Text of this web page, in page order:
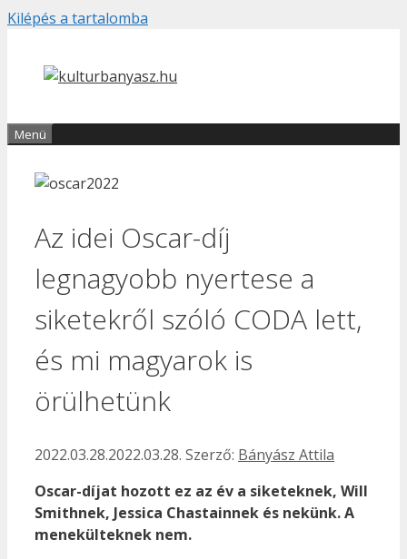
Kilépés a tartalomba
Menü
Az idei Oscar-díj
legnagyobb nyertese a
siketekről szóló CODA lett,
és mi magyarok is
örülhetünk
2022.03.28.2022.03.28. Szerző: Bányász Attila
Oscar-díjat hozott ez az év a siketeknek, Will
Smithnek, Jessica Chastainnek és nekünk. A
menekülteknek nem.